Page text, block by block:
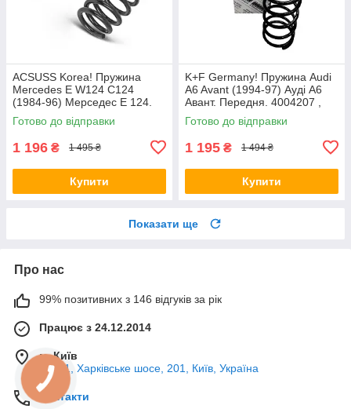
ACSUSS Korea! Пружина
Mercedes E W124 C124
(1984-96) Мерседес Е 124.
Задня. 4256803 , RD5084 ,
996072. Аксусс Корея
Готово до відправки
1 196 ₴ 1 495 ₴
Купити
K+F Germany! Пружина Audi
A6 Avant (1994-97) Ауді А6
Авант. Передня. 4004207 ,
RH1010 , 997224. К+Ф
Німеччина
Готово до відправки
1 195 ₴ 1 494 ₴
Купити
Показати ще
Про нас
99% позитивних з 146 відгуків за рік
Працює з 24.12.2014
м. Київ
02121, Харківське шосе, 201, Київ, Україна
Контакти